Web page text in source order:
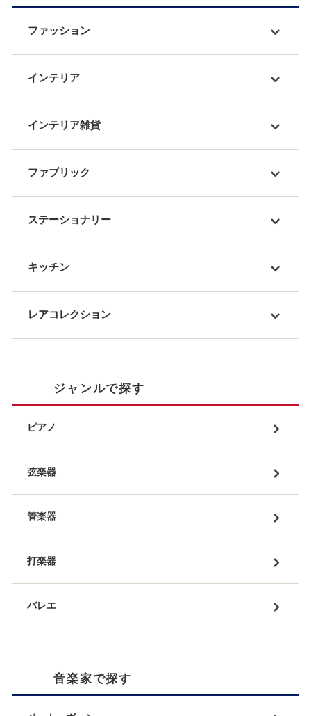
ファッション
インテリア
インテリア雑貨
ファブリック
ステーショナリー
キッチン
レアコレクション
ジャンルで探す
ピアノ
弦楽器
管楽器
打楽器
バレエ
音楽家で探す